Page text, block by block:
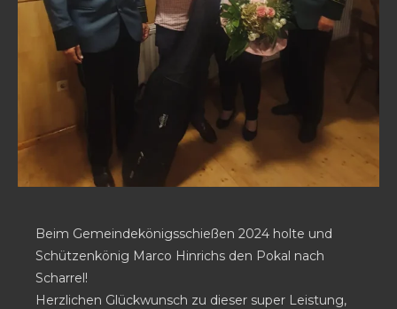
Beim Gemeindekönigsschießen 2024 holte und
Schützenkönig Marco Hinrichs den Pokal nach
Scharrel!
Herzlichen Glückwunsch zu dieser super Leistung,